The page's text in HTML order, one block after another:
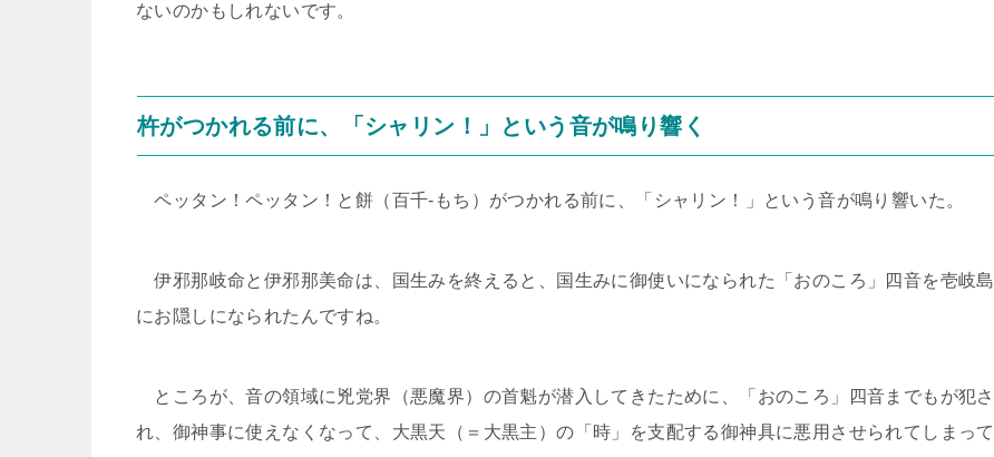
ないのかもしれないです。
杵がつかれる前に、「シャリン！」という音が鳴り響く
ペッタン！ペッタン！と餅（百千-もち）がつかれる前に、「シャリン！」という音が鳴り響いた。
伊邪那岐命と伊邪那美命は、国生みを終えると、国生みに御使いになられた「おのころ」四音を壱岐島
にお隠しになられたんですね。
ところが、音の領域に兇党界（悪魔界）の首魁が潜入してきたために、「おのころ」四音までもが犯さ
れ、御神事に使えなくなって、大黒天（＝大黒主）の「時」を支配する御神具に悪用させられてしまって